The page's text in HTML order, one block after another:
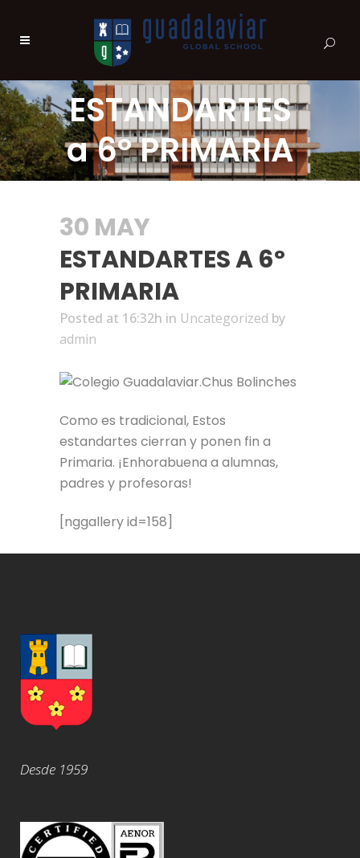
ESTANDARTES
a 6º PRIMARIA
30 MAY
ESTANDARTES A 6º
PRIMARIA
Posted at 16:32h in Uncategorized by
admin
Como es tradicional, Estos
estandartes cierran y ponen fin a
Primaria. ¡Enhorabuena a alumnas,
padres y profesoras!
[nggallery id=158]
Desde 1959